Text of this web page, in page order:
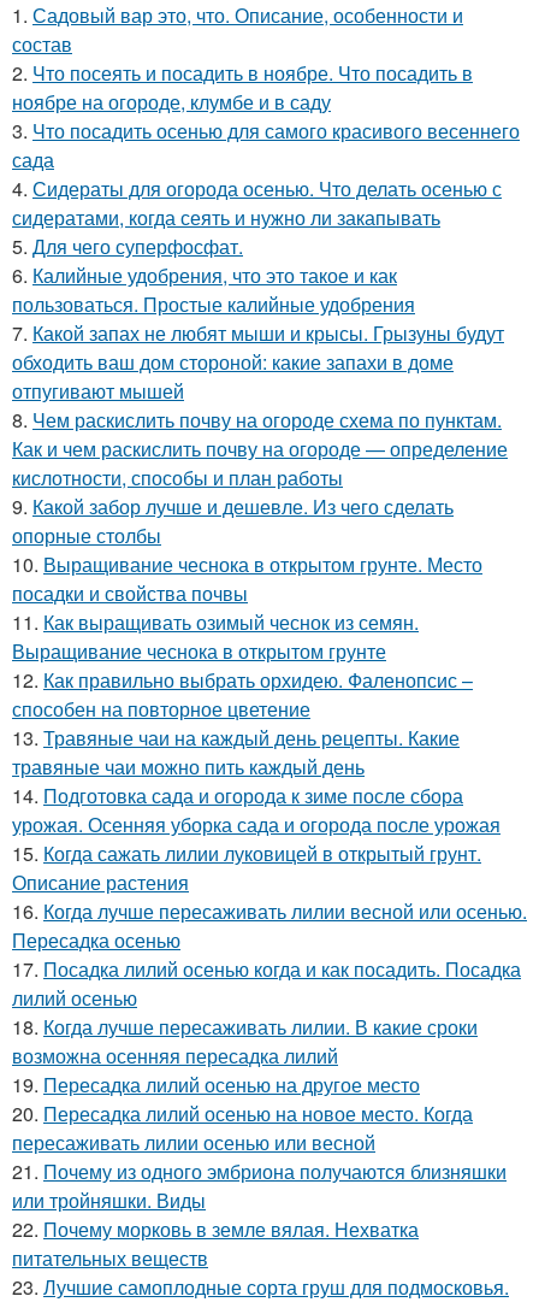
1. Садовый вар это, что. Описание, особенности и
состав
2. Что посеять и посадить в ноябре. Что посадить в
ноябре на огороде, клумбе и в саду
3. Что посадить осенью для самого красивого весеннего
сада
4. Сидераты для огорода осенью. Что делать осенью с
сидератами, когда сеять и нужно ли закапывать
5. Для чего суперфосфат.
6. Калийные удобрения, что это такое и как
пользоваться. Простые калийные удобрения
7. Какой запах не любят мыши и крысы. Грызуны будут
обходить ваш дом стороной: какие запахи в доме
отпугивают мышей
8. Чем раскислить почву на огороде схема по пунктам.
Как и чем раскислить почву на огороде — определение
кислотности, способы и план работы
9. Какой забор лучше и дешевле. Из чего сделать
опорные столбы
10. Выращивание чеснока в открытом грунте. Место
посадки и свойства почвы
11. Как выращивать озимый чеснок из семян.
Выращивание чеснока в открытом грунте
12. Как правильно выбрать орхидею. Фаленопсис –
способен на повторное цветение
13. Травяные чаи на каждый день рецепты. Какие
травяные чаи можно пить каждый день
14. Подготовка сада и огорода к зиме после сбора
урожая. Осенняя уборка сада и огорода после урожая
15. Когда сажать лилии луковицей в открытый грунт.
Описание растения
16. Когда лучше пересаживать лилии весной или осенью.
Пересадка осенью
17. Посадка лилий осенью когда и как посадить. Посадка
лилий осенью
18. Когда лучше пересаживать лилии. В какие сроки
возможна осенняя пересадка лилий
19. Пересадка лилий осенью на другое место
20. Пересадка лилий осенью на новое место. Когда
пересаживать лилии осенью или весной
21. Почему из одного эмбриона получаются близняшки
или тройняшки. Виды
22. Почему морковь в земле вялая. Нехватка
питательных веществ
23. Лучшие самоплодные сорта груш для подмосковья.